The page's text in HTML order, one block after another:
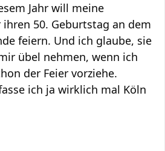
Jahr will meine
ihren 50. Geburtstag an dem
feiern. Und ich glaube, sie
übel nehmen, wenn ich
der Feier vorziehe.
ich ja wirklich mal Köln